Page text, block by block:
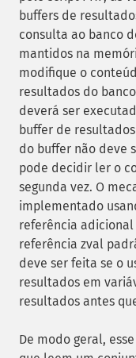
buffers de
consulta ao banco
mantidos na
modifique o
resultados do
deverá ser
buffer de
do buffer não deve
pode decidir ler o
segunda vez. O
implementado
referência
referência zval
deve ser feita se o
resultados em
resultados antes
De modo geral,